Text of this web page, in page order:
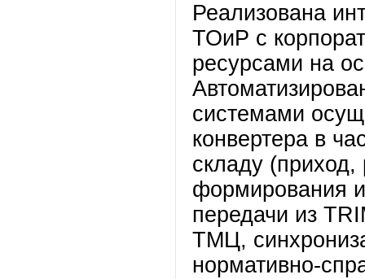
Реализована
ТОиР с
ресурсами на
системами
конвертера в
складу
формирования и
передачи из
ТМЦ,
нормативно-